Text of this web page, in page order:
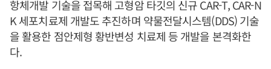
항체개발 기술을 접목해 고형암 타깃의 신규 CAR-T, CAR-N
K 세포치료제 개발도 추진하며 약물전달시스템(DDS) 기술
을 활용한 점안제형 황반변성 치료제 등 개발을 본격화한
다.